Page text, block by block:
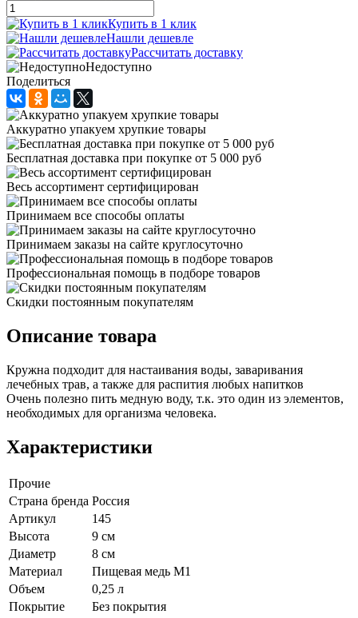
Купить в 1 клик
Нашли дешевле
Рассчитать доставку
Недоступно
Поделиться
Аккуратно упакуем хрупкие товары
Бесплатная доставка при покупке от 5 000 руб
Весь ассортимент сертифицирован
Принимаем все способы оплаты
Принимаем заказы на сайте круглосуточно
Профессиональная помощь в подборе товаров
Скидки постоянным покупателям
Описание товара
Кружна подходит для настаивания воды, заваривания
лечебных трав, а также для распития любых напитков
Очень полезно пить медную воду, т.к. это один из элементов,
необходимых для организма человека.
Характеристики
Прочие
Страна бренда Россия
Артикул
145
Высота
9 см
Диаметр
8 см
Материал
Пищевая медь М1
Объем
0,25 л
Покрытие
Без покрытия